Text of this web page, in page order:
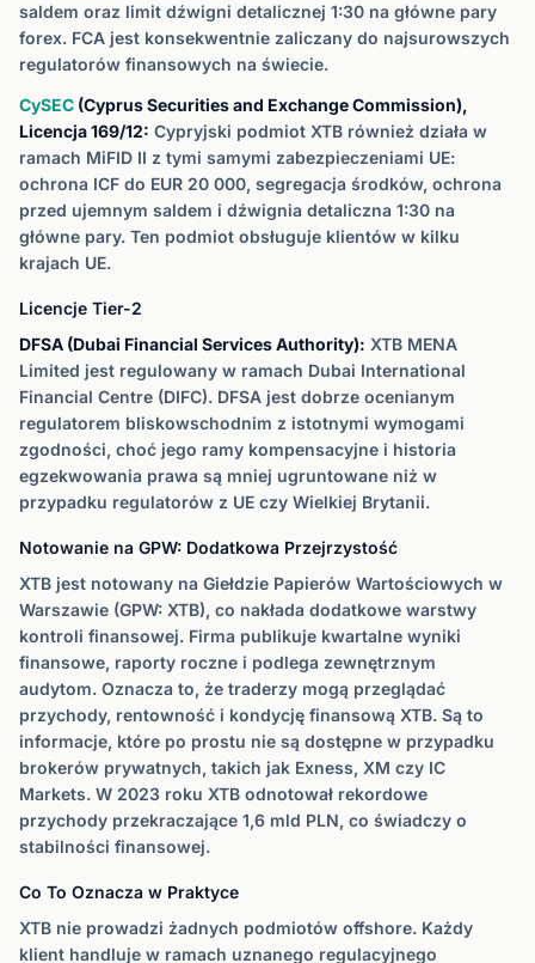
saldem oraz limit dźwigni detalicznej 1:30 na główne pary
forex. FCA jest konsekwentnie zaliczany do najsurowszych
regulatorów finansowych na świecie.
CySEC (Cyprus Securities and Exchange Commission),
Licencja 169/12: Cypryjski podmiot XTB również działa w
ramach MiFID II z tymi samymi zabezpieczeniami UE:
ochrona ICF do EUR 20 000, segregacja środków, ochrona
przed ujemnym saldem i dźwignia detaliczna 1:30 na
główne pary. Ten podmiot obsługuje klientów w kilku
krajach UE.
Licencje Tier-2
DFSA (Dubai Financial Services Authority): XTB MENA
Limited jest regulowany w ramach Dubai International
Financial Centre (DIFC). DFSA jest dobrze ocenianym
regulatorem bliskowschodnim z istotnymi wymogami
zgodności, choć jego ramy kompensacyjne i historia
egzekwowania prawa są mniej ugruntowane niż w
przypadku regulatorów z UE czy Wielkiej Brytanii.
Notowanie na GPW: Dodatkowa Przejrzystość
XTB jest notowany na Giełdzie Papierów Wartościowych w
Warszawie (GPW: XTB), co nakłada dodatkowe warstwy
kontroli finansowej. Firma publikuje kwartalne wyniki
finansowe, raporty roczne i podlega zewnętrznym
audytom. Oznacza to, że traderzy mogą przeglądać
przychody, rentowność i kondycję finansową XTB. Są to
informacje, które po prostu nie są dostępne w przypadku
brokerów prywatnych, takich jak Exness, XM czy IC
Markets. W 2023 roku XTB odnotował rekordowe
przychody przekraczające 1,6 mld PLN, co świadczy o
stabilności finansowej.
Co To Oznacza w Praktyce
XTB nie prowadzi żadnych podmiotów offshore. Każdy
klient handluje w ramach uznanego regulacyjnego